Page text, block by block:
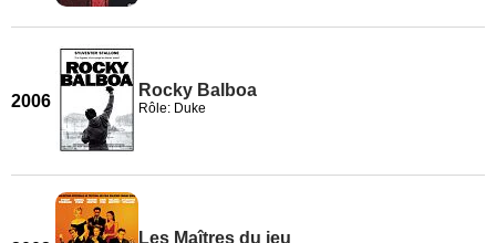
2006
Rocky Balboa
Rôle: Duke
Les Maîtres du jeu